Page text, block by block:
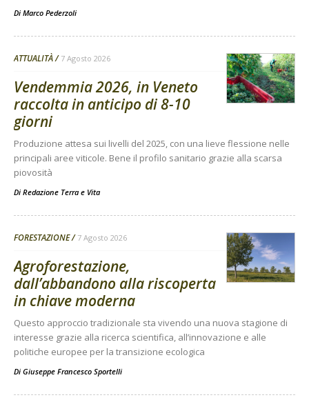
Di Marco Pederzoli
ATTUALITÀ 7 Agosto 2026
Vendemmia 2026, in Veneto
raccolta in anticipo di 8-10
giorni
Produzione attesa sui livelli del 2025, con una lieve flessione nelle
principali aree viticole. Bene il profilo sanitario grazie alla scarsa
piovosità
Di Redazione Terra e Vita
FORESTAZIONE 7 Agosto 2026
Agroforestazione,
dall’abbandono alla riscoperta
in chiave moderna
Questo approccio tradizionale sta vivendo una nuova stagione di
interesse grazie alla ricerca scientifica, all’innovazione e alle
politiche europee per la transizione ecologica
Di Giuseppe Francesco Sportelli